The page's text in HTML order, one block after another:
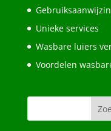
Unieke services
Wasbare luiers
Voordelen